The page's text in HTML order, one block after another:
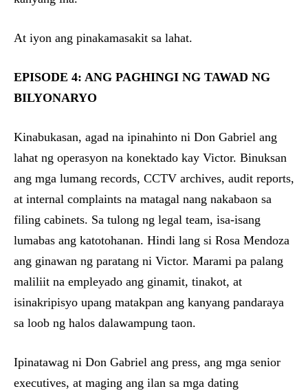
At iyon ang pinakamasakit sa lahat.
EPISODE 4: ANG PAGHINGI NG TAWAD NG
BILYONARYO
Kinabukasan, agad na ipinahinto ni Don Gabriel ang
lahat ng operasyon na konektado kay Victor. Binuksan
ang mga lumang records, CCTV archives, audit reports,
at internal complaints na matagal nang nakabaon sa
filing cabinets. Sa tulong ng legal team, isa-isang
lumabas ang katotohanan. Hindi lang si Rosa Mendoza
ang ginawan ng paratang ni Victor. Marami pa palang
maliliit na empleyado ang ginamit, tinakot, at
isinakripisyo upang matakpan ang kanyang pandaraya
sa loob ng halos dalawampung taon.
Ipinatawag ni Don Gabriel ang press, ang mga senior
executives, at maging ang ilan sa mga dating